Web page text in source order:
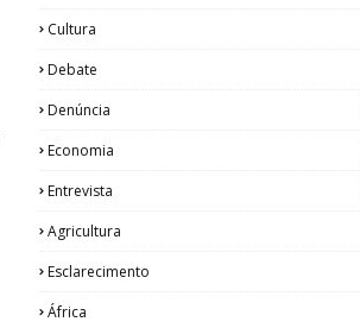
Cultura
Debate
Denúncia
Economia
Entrevista
Agricultura
Esclarecimento
África